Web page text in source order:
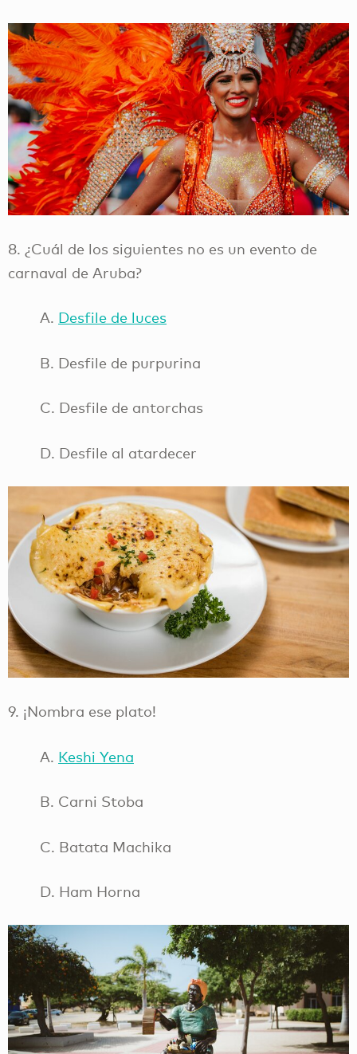
8. ¿Cuál de los siguientes no es un evento de
carnaval de Aruba?
A. Desfile de luces
B. Desfile de purpurina
C. Desfile de antorchas
D. Desfile al atardecer
9. ¡Nombra ese plato!
A. Keshi Yena
B. Carni Stoba
C. Batata Machika
D. Ham Horna